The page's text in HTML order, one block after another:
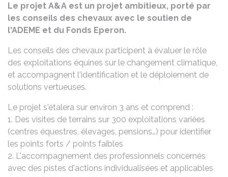
Le projet A&A est un projet ambitieux, porté par
les conseils des chevaux avec le soutien de
l'ADEME et du Fonds Eperon.
Les conseils des chevaux participent à évaluer le rôle
des exploitations équines sur le changement climatique,
et accompagnent l'identification et le déploiement de
solutions vertueuses.
Le projet s'étalera sur environ 3 ans et comprend :
1. Des visites de terrains sur 300 exploitations variées
(centres équestres, élevages, pensions…) pour identifier
les points forts / points faibles
2. L'accompagnement des professionnels concernés
avec des pistes d'actions individualisées et applicables